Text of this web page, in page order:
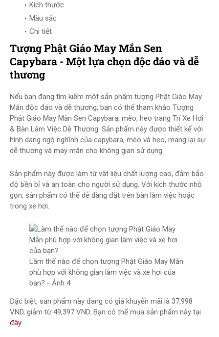
Kích thước
Màu sắc
Chi tiết
Tượng Phật Giáo May Mắn Sen
Capybara - Một lựa chọn độc đáo và dễ
thương
Nếu bạn đang tìm kiếm một sản phẩm tượng Phật Giáo May
Mắn độc đáo và dễ thương, bạn có thể tham khảo Tượng
Phật Giáo May Mắn Sen Capybara, mèo, heo trang Trí Xe Hơi
& Bàn Làm Việc Dễ Thương. Sản phẩm này được thiết kế với
hình dạng ngộ nghĩnh của capybara, mèo và heo, mang lại sự
dễ thương và may mắn cho không gian sử dụng.
Sản phẩm này được làm từ vật liệu chất lượng cao, đảm bảo
độ bền bỉ và an toàn cho người sử dụng. Với kích thước nhỏ
gọn, sản phẩm có thể dễ dàng đặt trên bàn làm việc hoặc
trong xe hơi.
Làm thế nào để chọn tượng Phật Giáo May Mắn
phù hợp với không gian làm việc và xe hơi của
bạn? - Ảnh 4
Đặc biệt, sản phẩm này đang có giá khuyến mãi là 37,998
VND, giảm từ 49,397 VND. Bạn có thể mua sản phẩm này tại
đây.